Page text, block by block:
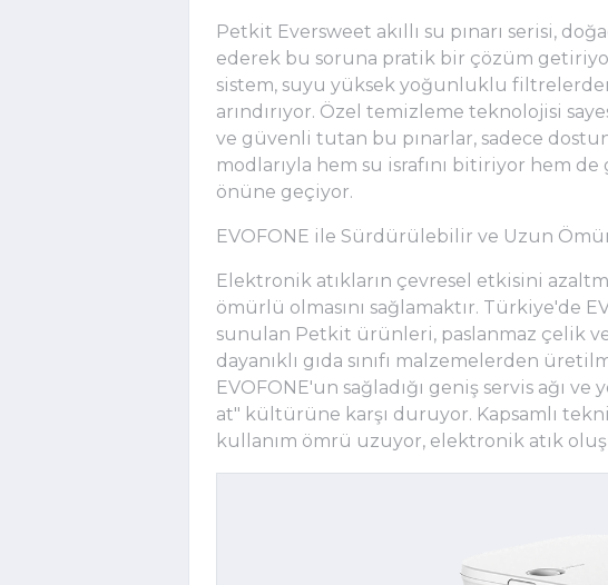
Petkit Eversweet akıllı su pınarı serisi,
ederek bu soruna pratik bir çözüm
sistem, suyu yüksek yoğunluklu
arındırıyor. Özel temizleme teknolojisi
ve güvenli tutan bu pınarlar, sadece
modlarıyla hem su israfını bitiriyor hem
önüne geçiyor.
EVOFONE ile Sürdürülebilir ve Uzun
Elektronik atıkların çevresel etkisini
ömürlü olmasını sağlamaktır. Türkiye'de
sunulan Petkit ürünleri, paslanmaz çelik
dayanıklı gıda sınıfı malzemelerden
EVOFONE'un sağladığı geniş servis ağı
at" kültürüne karşı duruyor. Kapsamlı
kullanım ömrü uzuyor, elektronik atık